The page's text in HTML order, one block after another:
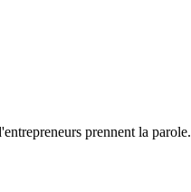
prennent la parole.